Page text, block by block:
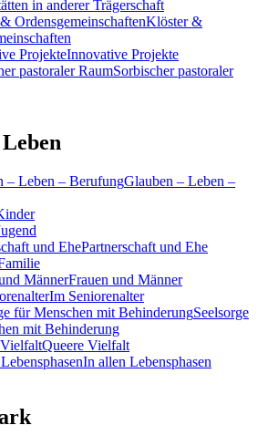
in anderer Trägerschaft
Klöster &
Innovative Projekte
Sorbischer pastoraler
Glauben – Leben –
Partnerschaft und Ehe
Frauen und Männer
Im Seniorenalter
Seelsorge
mit Behinderung
Queere Vielfalt
In allen Lebensphasen